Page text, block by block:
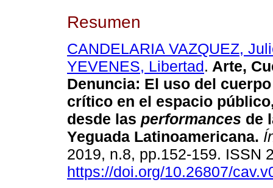
Resumen
CANDELARIA VAZQUEZ,
YEVENES, Libertad. Arte,
Denuncia: El uso del
crítico en el espacio
desde las performances de
Yeguada Latinoamericana.
2019, n.8, pp.152-159. ISSN
https://doi.org/10.26807/